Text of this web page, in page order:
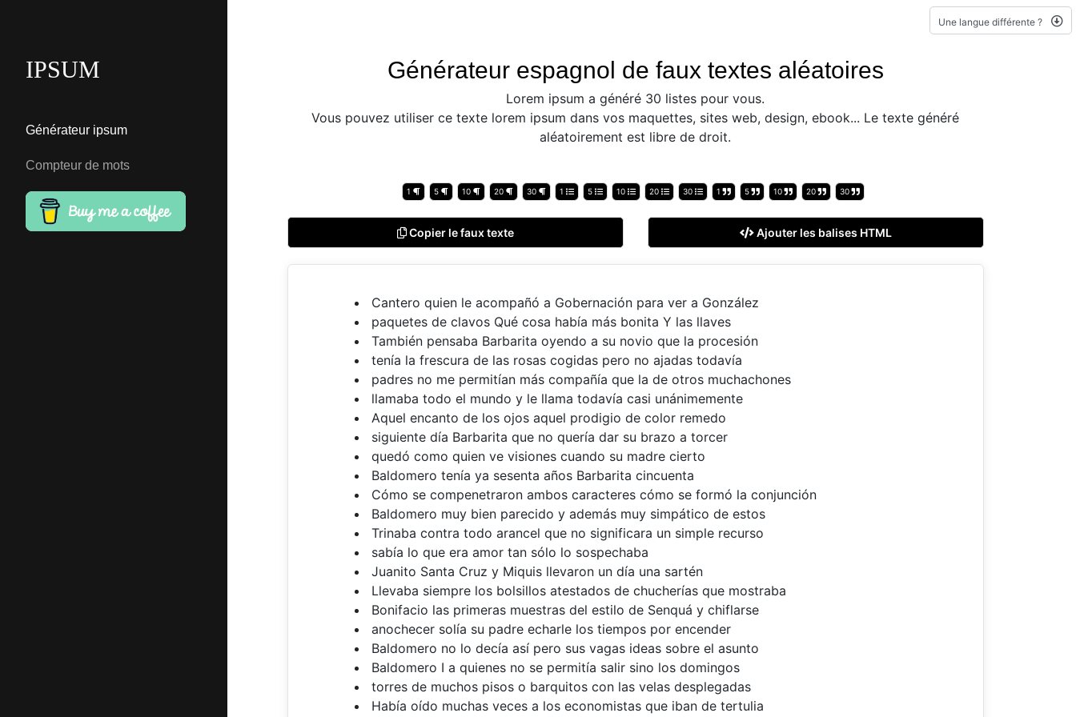
IPSUM
Générateur ipsum
Compteur de mots
Une langue différente ?
Générateur espagnol de faux textes aléatoires
Lorem ipsum a généré 30 listes pour vous.
Vous pouvez utiliser ce texte lorem ipsum dans vos maquettes, sites web, design, ebook... Le texte généré
aléatoirement est libre de droit.
1 5 10 20 30 1 5 10 20 30 1 5 10 20 30
Copier le faux texte Ajouter les balises HTML
Cantero quien le acompañó a Gobernación para ver a González
paquetes de clavos Qué cosa había más bonita Y las llaves
También pensaba Barbarita oyendo a su novio que la procesión
tenía la frescura de las rosas cogidas pero no ajadas todavía
padres no me permitían más compañía que la de otros muchachones
llamaba todo el mundo y le llama todavía casi unánimemente
Aquel encanto de los ojos aquel prodigio de color remedo
siguiente día Barbarita que no quería dar su brazo a torcer
quedó como quien ve visiones cuando su madre cierto
Baldomero tenía ya sesenta años Barbarita cincuenta
Cómo se compenetraron ambos caracteres cómo se formó la conjunción
Baldomero muy bien parecido y además muy simpático de estos
Trinaba contra todo arancel que no significara un simple recurso
sabía lo que era amor tan sólo lo sospechaba
Juanito Santa Cruz y Miquis llevaron un día una sartén
Llevaba siempre los bolsillos atestados de chucherías que mostraba
Bonifacio las primeras muestras del estilo de Senquá y chiflarse
anochecer solía su padre echarle los tiempos por encender
Baldomero no lo decía así pero sus vagas ideas sobre el asunto
Baldomero I a quienes no se permitía salir sino los domingos
torres de muchos pisos o barquitos con las velas desplegadas
Había oído muchas veces a los economistas que iban de tertulia